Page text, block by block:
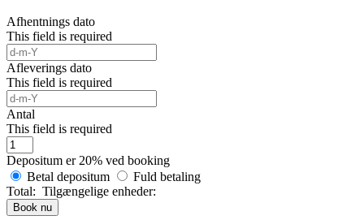
Afhentnings dato
This field is required
Afleverings dato
This field is required
Antal
This field is required
Depositum er 20% ved booking
Betal depositum
Fuld betaling
Total: Tilgængelige enheder:
Book nu